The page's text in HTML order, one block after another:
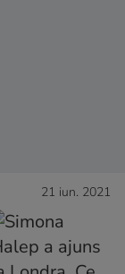
21 iun. 2021